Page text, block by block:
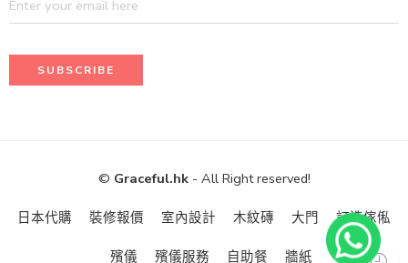
© Graceful.hk- All Right reserved!
日本代購 裝修報價 室內設計 木紋磚 大門 訂造傢俬
殯儀 殯儀服務 自助餐 牆紙